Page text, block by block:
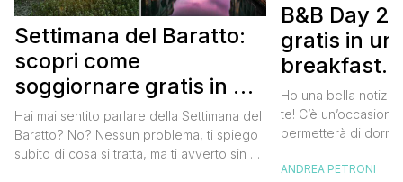
Settimana del Baratto:
scopri come
soggiornare gratis in un
bed and breakfast
Hai mai sentito parlare della Settimana del
Baratto? No? Nessun problema, ti spiego
subito di cosa si tratta, ma ti avverto sin da
B&B Day
gratis in un
breakfast.
gratis
Ho una bella
te! C’è
permetterà di
meravigliosi del
ANDREA PETRONI